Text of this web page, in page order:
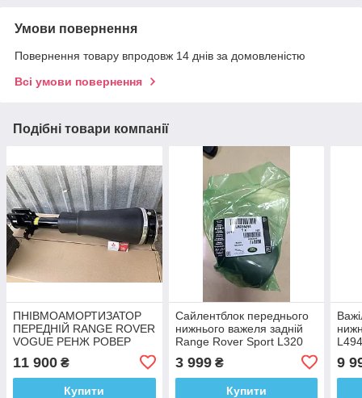
Умови повернення
Повернення товару впродовж 14 днів за домовленістю
Всі умови повернення
Подібні товари компанії
ПНІВМОАМОРТИЗАТОР
ПЕРЕДНІЙ RANGE ROVER
VOGUE РЕНЖ РОВЕР
LR012859 LR023743
LR032562
11 900 ₴
Купити
Сайлентблок переднього
нижнього важеля задній
Range Rover Sport L320
3 999₴
Купити
9